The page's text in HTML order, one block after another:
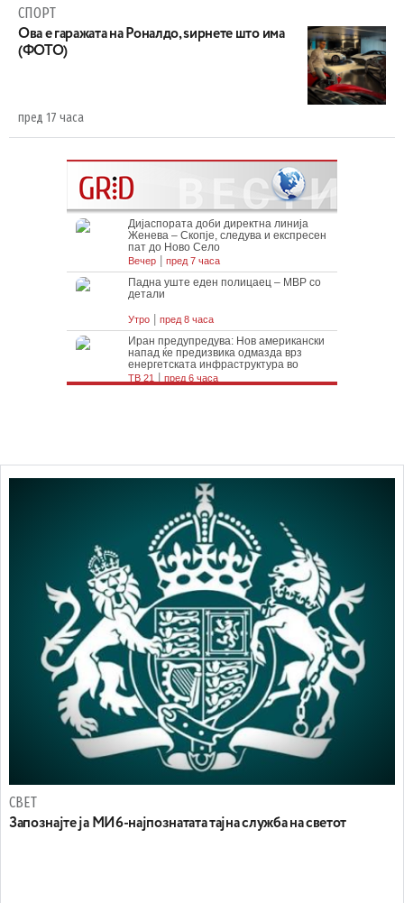
СПОРТ
Ова е гаражата на Роналдо, ѕирнете што има
(ФОТО)
пред 17 часа
СВЕТ
Запознајте ја МИ6-најпознатата тајна служба на светот